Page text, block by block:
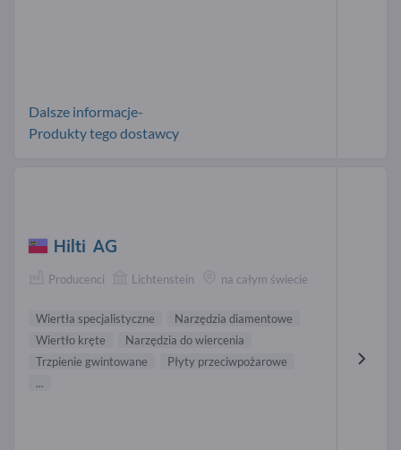
Dalsze informacje-
Produkty tego dostawcy
Hilti AG
Producenci Lichtenstein na całym świecie
Wiertła specjalistyczne
Narzędzia diamentowe
Wiertło kręte
Narzędzia do wiercenia
Trzpienie gwintowane
Płyty przeciwpożarowe
...